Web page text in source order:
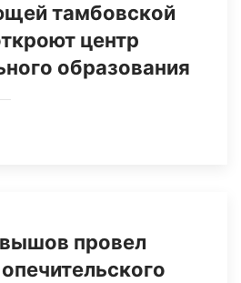
тамбовской
центр
образования
провел